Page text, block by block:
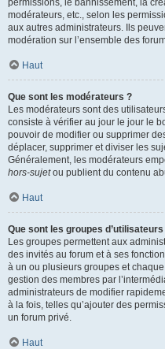
permissions, le bannissement, la
modérateurs, etc., selon les
aux autres administrateurs. Ils
modération sur l’ensemble des
Haut
Que sont les modérateurs ?
Les modérateurs sont des
consiste à vérifier au jour le jour le
pouvoir de modifier ou supprimer
déplacer, supprimer et diviser les
Généralement, les modérateurs
hors-sujetou publient du contenu
Haut
Que sont les groupes d’utilisateurs
Les groupes permettent aux
des invités au forum et à ses
à un ou plusieurs groupes et
gestion des membres par
administrateurs de modifier
à la fois, telles qu’ajouter des
un forum privé.
Haut